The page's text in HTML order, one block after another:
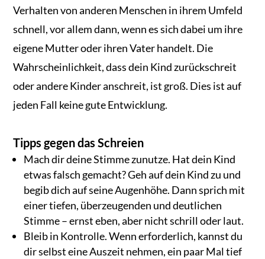
Verhalten von anderen Menschen in ihrem Umfeld
schnell, vor allem dann, wenn es sich dabei um ihre
eigene Mutter oder ihren Vater handelt. Die
Wahrscheinlichkeit, dass dein Kind zurückschreit
oder andere Kinder anschreit, ist groß. Dies ist auf
jeden Fall keine gute Entwicklung.
Tipps gegen das Schreien
Mach dir deine Stimme zunutze. Hat dein Kind
etwas falsch gemacht? Geh auf dein Kind zu und
begib dich auf seine Augenhöhe. Dann sprich mit
einer tiefen, überzeugenden und deutlichen
Stimme – ernst eben, aber nicht schrill oder laut.
Bleib in Kontrolle. Wenn erforderlich, kannst du
dir selbst eine Auszeit nehmen, ein paar Mal tief